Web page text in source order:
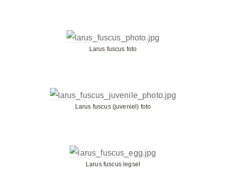
Larus fuscus foto
Larus fuscus (juveniel) foto
Larus fuscus legsel